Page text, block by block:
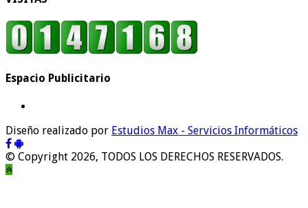
Espacio Publicitario
Diseño realizado por Estudios Max - Servicios Informáticos
© Copyright 2026, TODOS LOS DERECHOS RESERVADOS.